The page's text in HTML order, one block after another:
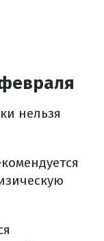
нельзя